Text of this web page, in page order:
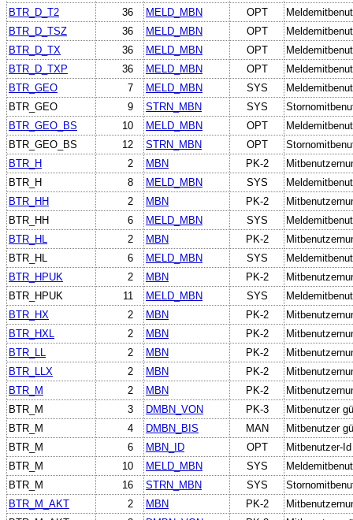
BTR_D_T2
36 MELD_MBN OPT
BTR_D_TSZ
36 MELD_MBN OPT
BTR_D_TX
36 MELD_MBN OPT
BTR_D_TXP
36 MELD_MBN OPT
BTR_GEO
7 MELD_MBN SYS
BTR_GEO
9 STRN_MBN SYS
BTR_GEO_BS
10 MELD_MBN OPT
BTR_GEO_BS
12 STRN_MBN OPT
BTR_H
2 MBN PK-2
BTR_H
8 MELD_MBN SYS
BTR_HH
2 MBN PK-2
BTR_HH
6 MELD_MBN SYS
BTR_HL
2 MBN PK-2
BTR_HL
6 MELD_MBN SYS
BTR_HPUK
2 MBN PK-2
BTR_HPUK
11 MELD_MBN SYS
BTR_HX
2 MBN PK-2
BTR_HXL
2 MBN PK-2
BTR_LL
2 MBN PK-2
BTR_LLX
2 MBN PK-2
BTR_M
2 MBN PK-2
BTR_M
3 DMBN_VON PK-3
Mitbenutzer
BTR_M
4 DMBN_BIS MAN
Mitbenutzer
BTR_M
6 MBN_ID OPT
Mitbenutzer-Id
BTR_M
10 MELD_MBN SYS
BTR_M
16 STRN_MBN SYS
BTR_M_AKT
2 MBN PK-2